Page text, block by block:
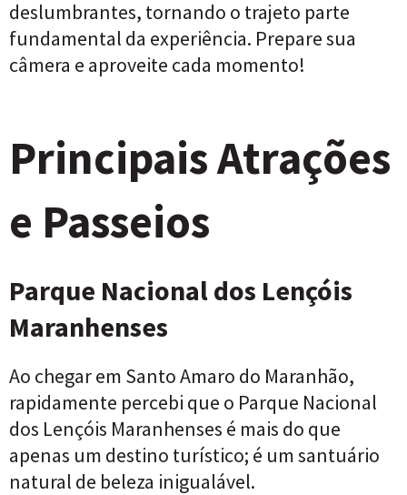
deslumbrantes, tornando o trajeto parte
fundamental da experiência. Prepare sua
câmera e aproveite cada momento!
Principais Atrações
e Passeios
Parque Nacional dos Lençóis
Maranhenses
Ao chegar em Santo Amaro do Maranhão,
rapidamente percebi que o Parque Nacional
dos Lençóis Maranhenses é mais do que
apenas um destino turístico; é um santuário
natural de beleza inigualável.